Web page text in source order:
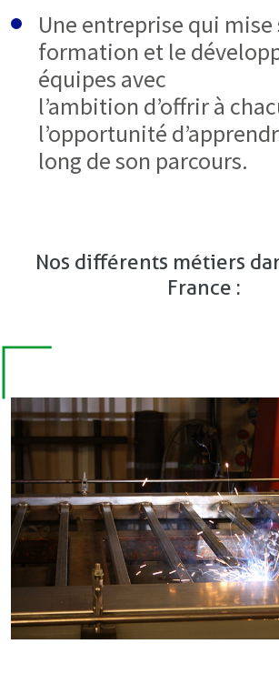
Une entreprise qui mise
formation et le
équipes avec
l’ambition d’offrir à
l’opportunité
long de son parcours.
Nos différents métiers
France :